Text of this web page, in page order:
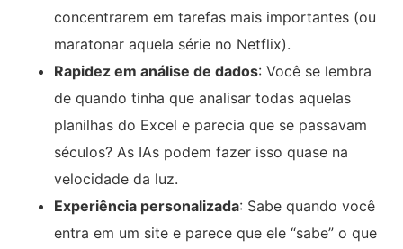
concentrarem em tarefas mais importantes (ou
maratonar aquela série no Netflix).
Rapidez em análise de dados: Você se lembra
de quando tinha que analisar todas aquelas
planilhas do Excel e parecia que se passavam
séculos? As IAs podem fazer isso quase na
velocidade da luz.
Experiência personalizada: Sabe quando você
entra em um site e parece que ele “sabe” o que